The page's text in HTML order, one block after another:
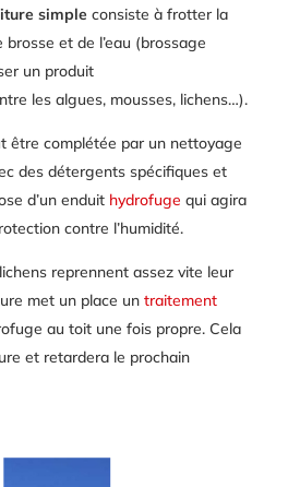
simple consiste à frotter la
et de l’eau (brossage
un produit
les algues, mousses, lichens…).
être complétée par un nettoyage
des détergents spécifiques et
d’un enduit hydrofuge qui agira
contre l’humidité.
reprennent assez vite leur
met un place un traitement
au toit une fois propre. Cela
et retardera le prochain